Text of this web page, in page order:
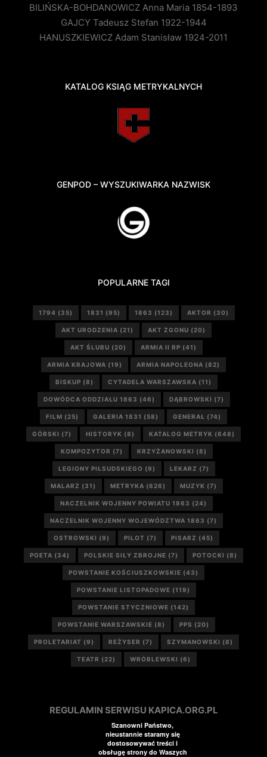
BILIŃSKA-BOHDANOWICZ Anna Maria 1854-1893
GAJCY Tadeusz Stefan 1922-1944
HANUSZKIEWICZ Adam Stanisław 1924-2011
KATALOG KSIĄG METRYKALNYCH
GENPOD – WYSZUKIWARKA NAZWISK
POPULARNE TAGI
1794 (35) 1831 (95) 1863 (123) AKTOR (30)
AKT URODZENIA (21) AKT ZGONU (20)
AKT ŚLUBU (20) ARMIA II RP (41)
ARMIA KRAJOWA (19) ARMIA NAPOLEONA (82)
BISKUP (8) CYTADELA WARSZAWSKA (11)
DOWÓDCA ODDZIAŁU 1863 (46) DĄBROWSKI (7)
FILM (25) GALERIA 1831 (58) GENERAŁ (74)
GÓRSKI (7) HISTORYK (8) KATALOG METRYK (648)
KOMPOZYTOR (7) KRZYŻANOWSKI (8)
LEGIONY PIŁSUDSKIEGO (9) LEKARZ (7)
MALARZ (31) METRYKA (626) MUZYK (7)
NACZELNIK WOJENNY POWIATU 1863 (24)
NACZELNIK WOJENNY WOJEWÓDZTWA 1863 (7)
OSTROWSKI (9) PILOT (7) PISARZ (45)
POETA (34) POLSKIE SIŁY ZBROJNE (7) POTOCKI (8)
POWSTANIE KOŚCIUSZKOWSKIE (43)
POWSTANIE LISTOPADOWE (119)
POWSTANIE STYCZNIOWE (142)
POWSTANIE WARSZAWSKIE (8) PPS (20)
PROLETARIAT (9) REŻYSER (7) SZYMANOWSKI (8)
TEATR (22) WRÓBLEWSKI (6)
REGULAMIN SERWISU KAPICA.ORG.PL
Szanowni Państwo,
nieustannie staramy się
dostosowywać treści i
obsługę strony do Waszych